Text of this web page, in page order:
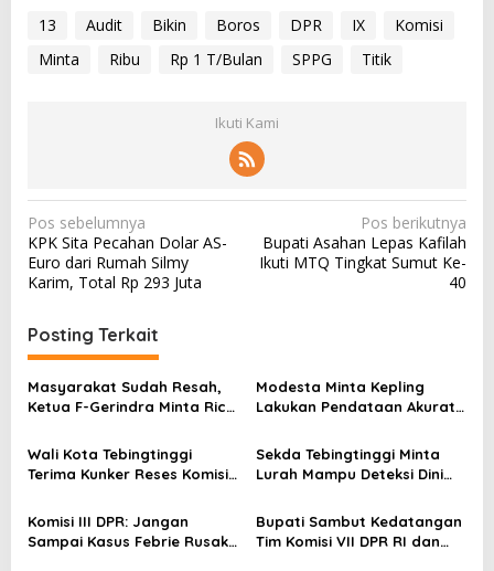
13 Audit Bikin Boros DPR IX
Komisi
Minta
Ribu Rp 1 T/Bulan SPPG Titik
Ikuti Kami
N
a
v
g
a
s
p
s
Pos sebelumnya
KPK Sita Pecahan Dolar AS-
Euro dari Rumah Silmy
Karim, Total Rp 293 Juta
Pos berikutnya
Bupati Asahan Lepas Kafilah
Ikuti MTQ Tingkat Sumut Ke-
40
Posting Terkait
Masyarakat Sudah Resah,
Ketua F-Gerindra Minta Rico
Parkir dan Lampu Jalan
Modesta Minta Kepling
Lakukan Pendataan Akurat
Wali Kota Tebingtinggi
Terima Kunker Reses Komisi
Pusat-Daerah untuk SDM
Unggul
Sekda Tebingtinggi Minta
Lurah Mampu Deteksi Dini
Komisi III DPR: Jangan
Sampai Kasus Febrie Rusak
Bupati Sambut Kedatangan
Tim Komisi VII DPR RI dan